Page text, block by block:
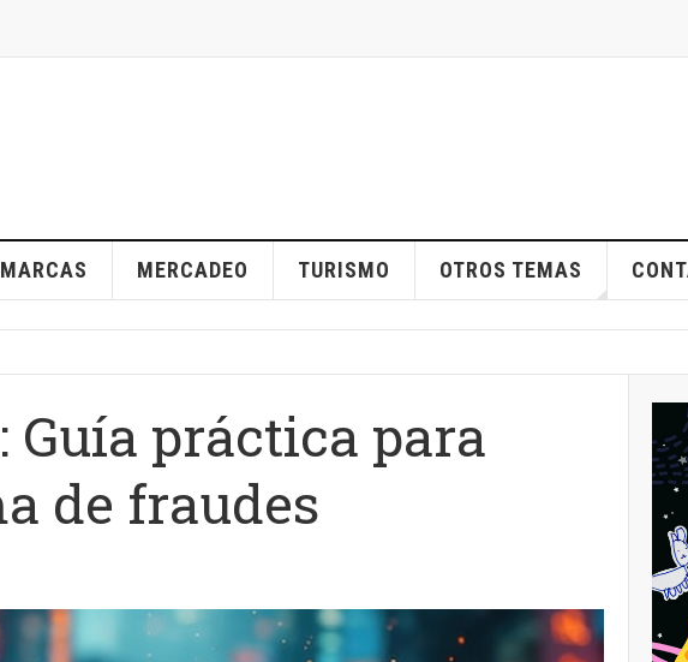
MARCAS MERCADEO TURISMO OTROS TEMAS
práctica para
de fraudes